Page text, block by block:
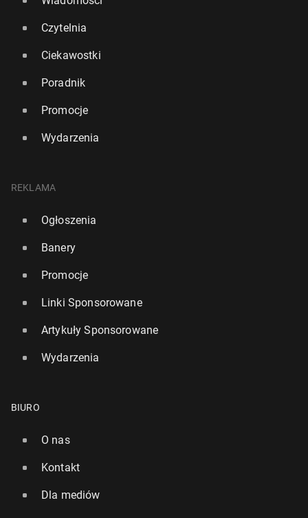
Czytelnia
Ciekawostki
Poradnik
Promocje
Wydarzenia
REKLAMA
Ogłoszenia
Banery
Promocje
Linki Sponsorowane
Artykuły Sponsorowane
Wydarzenia
BIURO
O nas
Kontakt
Dla mediów